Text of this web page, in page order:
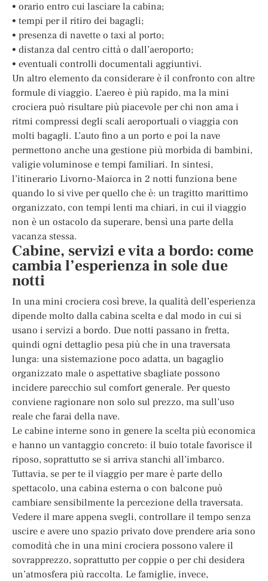
• orario entro cui lasciare la cabina;
• tempi per il ritiro dei bagagli;
• presenza di navette o taxi al porto;
• distanza dal centro città o dall’aeroporto;
• eventuali controlli documentali aggiuntivi.
Un altro elemento da considerare è il confronto con altre
formule di viaggio. L’aereo è più rapido, ma la mini
crociera può risultare più piacevole per chi non ama i
ritmi compressi degli scali aeroportuali o viaggia con
molti bagagli. L’auto fino a un porto e poi la nave
permettono anche una gestione più morbida di bambini,
valigie voluminose e tempi familiari. In sintesi,
l’itinerario Livorno-Maiorca in 2 notti funziona bene
quando lo si vive per quello che è: un tragitto marittimo
organizzato, con tempi lenti ma chiari, in cui il viaggio
non è un ostacolo da superare, bensì una parte della
vacanza stessa.
Cabine, servizi e vita a bordo: come
cambia l’esperienza in sole due
notti
In una mini crociera così breve, la qualità dell’esperienza
dipende molto dalla cabina scelta e dal modo in cui si
usano i servizi a bordo. Due notti passano in fretta,
quindi ogni dettaglio pesa più che in una traversata
lunga: una sistemazione poco adatta, un bagaglio
organizzato male o aspettative sbagliate possono
incidere parecchio sul comfort generale. Per questo
conviene ragionare non solo sul prezzo, ma sull’uso
reale che farai della nave.
Le cabine interne sono in genere la scelta più economica
e hanno un vantaggio concreto: il buio totale favorisce il
riposo, soprattutto se si arriva stanchi all’imbarco.
Tuttavia, se per te il viaggio per mare è parte dello
spettacolo, una cabina esterna o con balcone può
cambiare sensibilmente la percezione della traversata.
Vedere il mare appena svegli, controllare il tempo senza
uscire e avere uno spazio privato dove prendere aria sono
comodità che in una mini crociera possono valere il
sovrapprezzo, soprattutto per coppie o per chi desidera
un’atmosfera più raccolta. Le famiglie, invece,